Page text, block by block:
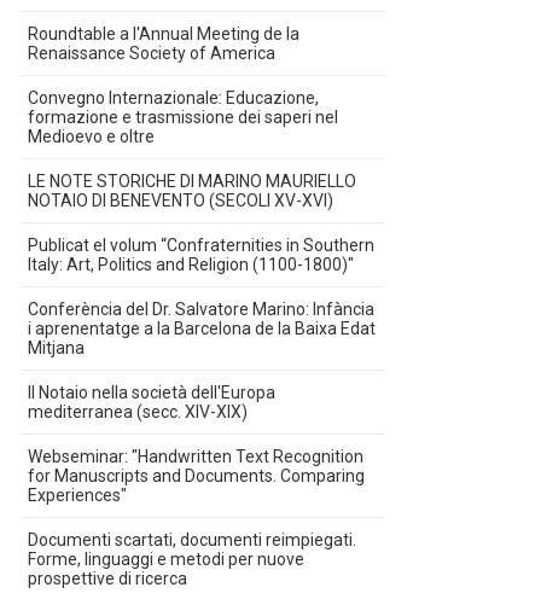
Roundtable a l'Annual Meeting de la
Renaissance Society of America
Convegno Internazionale: Educazione,
formazione e trasmissione dei saperi nel
Medioevo e oltre
LE NOTE STORICHE DI MARINO MAURIELLO
NOTAIO DI BENEVENTO (SECOLI XV-XVI)
Publicat el volum “Confraternities in Southern
Italy: Art, Politics and Religion (1100-1800)"
Conferència del Dr. Salvatore Marino: Infància
i aprenentatge a la Barcelona de la Baixa Edat
Mitjana
Il Notaio nella società dell'Europa
mediterranea (secc. XIV-XIX)
Webseminar: "Handwritten Text Recognition
for Manuscripts and Documents. Comparing
Experiences"
Documenti scartati, documenti reimpiegati.
Forme, linguaggi e metodi per nuove
prospettive di ricerca